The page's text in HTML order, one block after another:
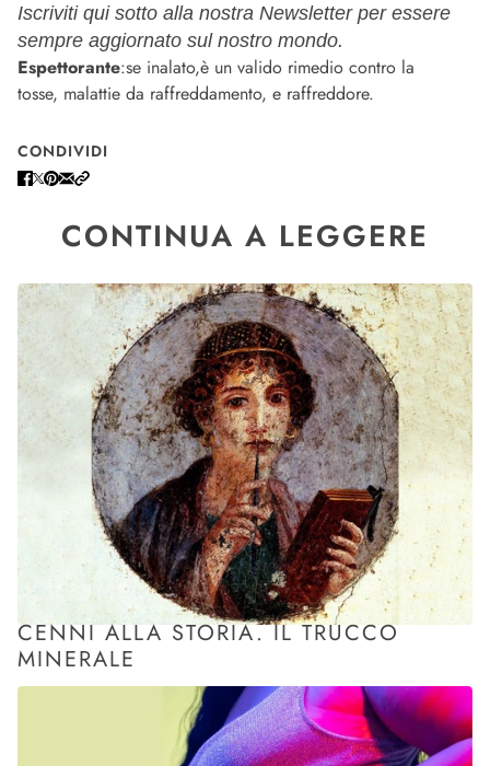
Iscriviti qui sotto alla nostra Newsletter per essere
sempre aggiornato sul nostro mondo.
Espettorante:se inalato,è un valido rimedio contro la
tosse, malattie da raffreddamento, e raffreddore.
CONDIVIDI
CONTINUA A LEGGERE
CENNI ALLA STORIA. IL TRUCCO
MINERALE